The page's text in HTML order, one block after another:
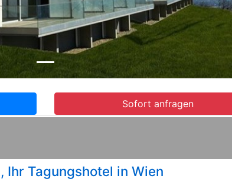
Sofort anfragen
Ihr Tagungshotel in Wien